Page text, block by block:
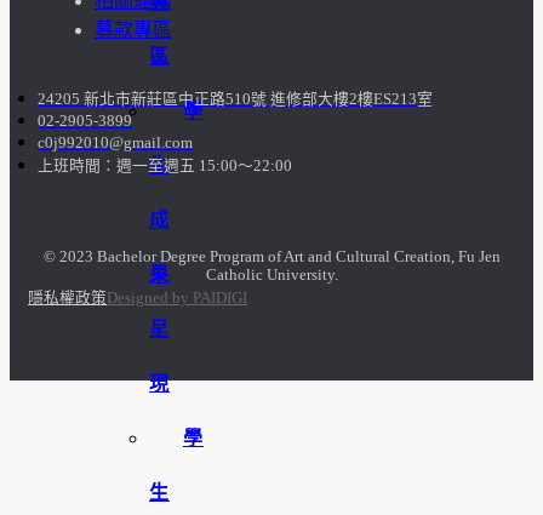
區
學
生
成
果
呈
現
學
生
募款專區
24205 新北市新莊區中正路510號 進修部大樓2樓ES213室
02-2905-3899
c0j992010@gmail.com
上班時間：週一至週五 15:00～22:00
© 2023 Bachelor Degree Program of Art and Cultural Creation, Fu Jen
Catholic University.
隱私權政策 Designed by PAIDIGI